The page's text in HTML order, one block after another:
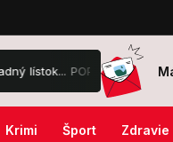
Zúrivý
Krimi Šport Zdravie